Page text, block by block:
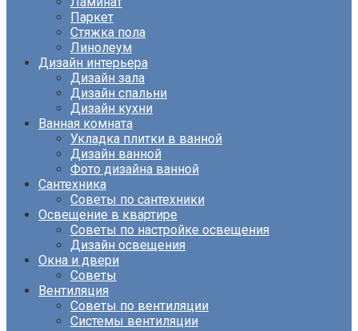
Паркет
Стяжка пола
Линолеум
Дизайн интерьера
Дизайн зала
Дизайн спальни
Дизайн кухни
Ванная комната
Укладка плитки в ванной
Дизайн ванной
Фото дизайна ванной
Сантехника
Советы по сантехники
Освещение в квартире
Советы по настройке освещения
Дизайн освещения
Окна и двери
Советы
Вентиляция
Советы по вентиляции
Системы вентиляции